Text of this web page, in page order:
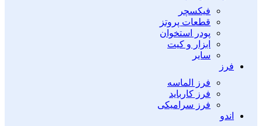
فیکسچر
قطعات پروتز
پودر استخوان
ابزار و کیت
سایر
فرز
فرز الماسه
فرز کارباید
فرز سرامیکی
اندو